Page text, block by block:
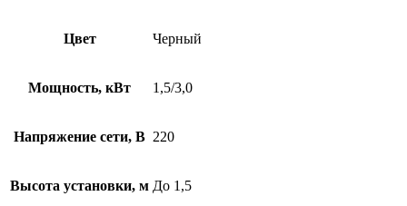
Цвет Черный
Мощность, кВт 1,5/3,0
Напряжение сети, В 220
Высота установки, м До 1,5